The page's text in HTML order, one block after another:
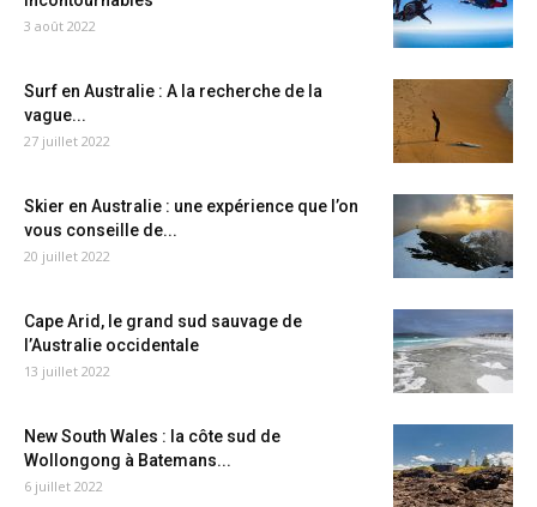
3 août 2022
Surf en Australie : A la recherche de la
vague...
27 juillet 2022
Skier en Australie : une expérience que l’on
vous conseille de...
20 juillet 2022
Cape Arid, le grand sud sauvage de
l’Australie occidentale
13 juillet 2022
New South Wales : la côte sud de
Wollongong à Batemans...
6 juillet 2022